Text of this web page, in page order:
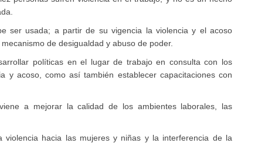
ser usada; a partir de su vigencia la violencia y el acoso
de desigualdad y abuso de poder.
políticas en el lugar de trabajo en consulta con los
y acoso, como así también establecer capacitaciones con
a mejorar la calidad de los ambientes laborales, las
violencia hacia las mujeres y niñas y la interferencia de la